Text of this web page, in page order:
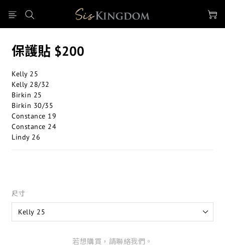
保護貼 $200
Kelly 25
Kelly 28/32
Birkin 25
Birkin 30/35
Constance 19
Constance 24
Lindy 26
尺寸
若想購買，請聯絡我們。